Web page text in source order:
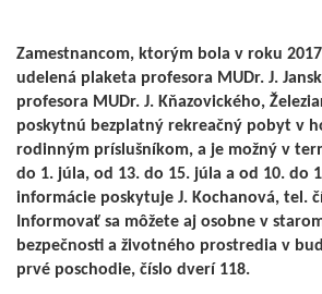
Zamestnancom, ktorým bola v roku
udelená plaketa profesora MUDr. J.
profesora MUDr. J. Kňazovického,
poskytnú bezplatný rekreačný pobyt v
rodinným príslušníkom, a je možný v
do 1. júla, od 13. do 15. júla a od 10. do
informácie poskytuje J. Kochanová, tel.
Informovať sa môžete aj osobne v
bezpečnosti a životného prostredia v
prvé poschodie, číslo dverí 118.